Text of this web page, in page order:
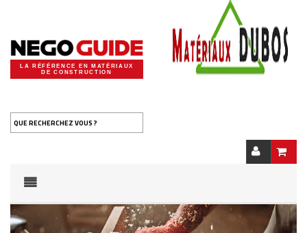
LA RÉFÉRENCE EN MATÉRIAUX
DE CONSTRUCTION
QUE RECHERCHEZ VOUS ?